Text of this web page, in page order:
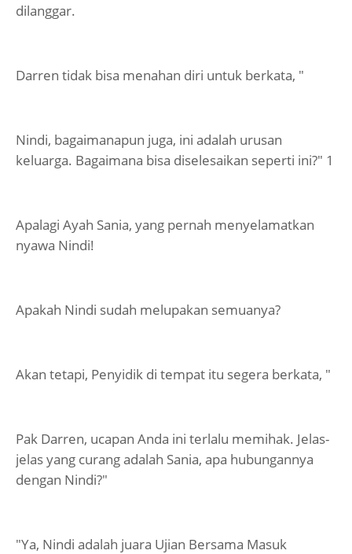
dilanggar.
Darren tidak bisa menahan diri untuk berkata, "
Nindi, bagaimanapun juga, ini adalah urusan
keluarga. Bagaimana bisa diselesaikan seperti ini?" 1
Apalagi Ayah Sania, yang pernah menyelamatkan
nyawa Nindi!
Apakah Nindi sudah melupakan semuanya?
Akan tetapi, Penyidik di tempat itu segera berkata, "
Pak Darren, ucapan Anda ini terlalu memihak. Jelas-
jelas yang curang adalah Sania, apa hubungannya
dengan Nindi?"
"Ya, Nindi adalah juara Ujian Bersama Masuk